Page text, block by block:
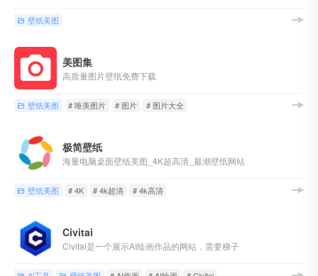
壁纸美图
美图集
高质量图片壁纸免费下载
壁纸美图 # 唯美图片 # 图片 # 图片大全
极简壁纸
海量电脑桌面壁纸美图_4K超高清_最潮壁纸网站
壁纸美图 # 4K # 4k超清 # 4k高清
Civitai
Civitai是一个展示AI绘画作品的网站，需要梯子